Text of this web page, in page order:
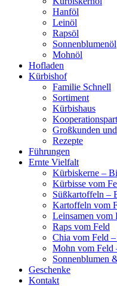
Hanföl
Leinöl
Rapsöl
Sonnenblumenöl
Mohnöl
Hofladen
Kürbishof
Familie Schnell
Sortiment
Kürbishaus
Großkunden
Rezepte
Führungen
Ernte Vielfalt
Kürbiskerne –
Kürbisse vom
Süßkartoffeln –
Kartoffeln vom
Leinsamen vom
Raps vom Feld
Chia vom Feld
Mohn vom Feld
Sonnenblumen
Geschenke
Kontakt